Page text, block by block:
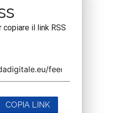
il link RSS
COPIA LINK